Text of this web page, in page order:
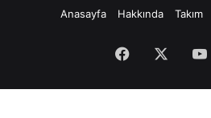
Anasayfa
Hakkında Takım
Facebook